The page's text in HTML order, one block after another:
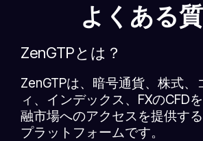
よくある
ZenGTPとは？
ZenGTPは、暗号通貨、株式、
ィ、インデックス、FXのCFD
融市場へのアクセスを提供す
プラットフォームです。